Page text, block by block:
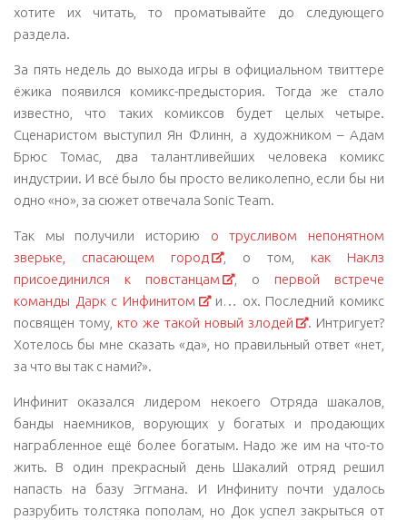
хотите их читать, то проматывайте до следующего
раздела.
За пять недель до выхода игры в официальном твиттере
ёжика появился комикс-предыстория. Тогда же стало
известно, что таких комиксов будет целых четыре.
Сценаристом выступил Ян Флинн, а художником – Адам
Брюс Томас, два талантливейших человека комикс
индустрии. И всё было бы просто великолепно, если бы ни
одно «но», за сюжет отвечала Sonic Team.
Так мы получили историю о трусливом непонятном
зверьке, спасающем город
, о том,
как Наклз
присоединился к повстанцам
, о первой встрече
команды Дарк с Инфинитом
и… ох. Последний комикс
посвящен тому, кто же такой новый злодей
. Интригует?
Хотелось бы мне сказать «да», но правильный ответ «нет,
за что вы так с нами?».
Инфинит оказался лидером некоего Отряда шакалов,
банды наемников, ворующих у богатых и продающих
награбленное ещё более богатым. Надо же им на что-то
жить. В один прекрасный день Шакалий отряд решил
напасть на базу Эггмана. И Инфиниту почти удалось
разрубить толстяка пополам, но Док успел закрыться от